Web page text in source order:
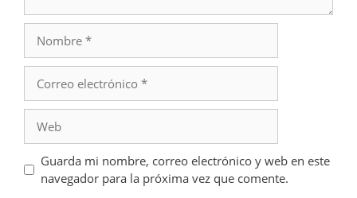
electrónico
Guarda mi nombre, correo electrónico y web en este
navegador para la próxima vez que comente.